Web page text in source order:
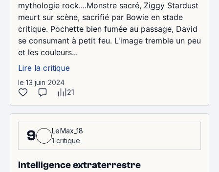
mythologie rock....Monstre sacré, Ziggy Stardust
meurt sur scène, sacrifié par Bowie en stade
critique. Pochette bien fumée au passage, David
se consumant à petit feu. L'image tremble un peu
et les couleurs...
Lire la critique
le 13 juin 2024
21
9
LeMax_18
1 critique
Intelligence extraterrestre